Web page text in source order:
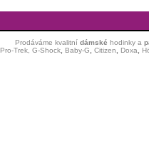
Prodáváme kvalitní dámské hodinkya
Pro-Trek, G-Shock, Baby-G Citizen Doxa